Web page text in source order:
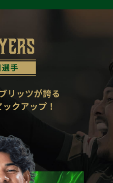
リッツが誇る
クアップ！